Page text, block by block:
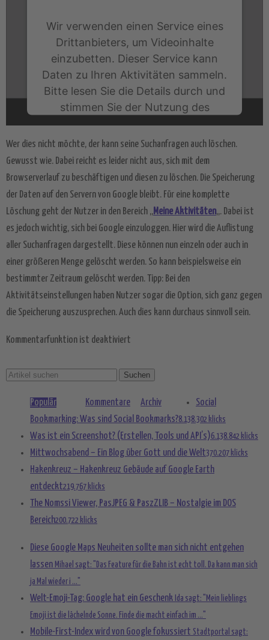
Wir verwenden einen Service eines
Drittanbieters, um Videoinhalte
einzubetten. Dieser Service kann
Daten zu Ihren Aktivitäten sammeln.
Bitte lesen Sie die Details durch und
stimmen Sie der Nutzung des
Service zu, um dieses Video
anzusehen.
Mehr Informationen
Akzeptieren
powered byUsercentrics Consent
Management Platform
eRecht24
Wer dies nicht möchte, der kann seine Suchanfragen auch löschen.
Gewusst wie. Dabei reicht es leider nicht aus, sich mit dem
Browserverlauf zu beschäftigen und diesen zu löschen. Die Speicherung
der Daten auf den Servern von Google bleibt. Für eine komplette
Löschung geht der Nutzer in den Bereich „Meine Aktivitäten„. Dabei ist
es jedoch wichtig, sich bei Google einzuloggen. Hier wird die Auflistung
aller Suchanfragen dargestellt. Diese können nun einzeln oder auch in
einer größeren Menge gelöscht werden. So kann beispielsweise ein
bestimmter Zeitraum gelöscht werden. Tipp: Bei den
Aktivitätseinstellungen haben Nutzer sogar die Option, sich ganz gegen
die Speicherung auszusprechen. Auch dies kann durchaus sinnvoll sein.
Kommentarfunktion ist deaktiviert
Populär Kommentare Archiv
Social
Bookmarking: Was sind Social Bookmarks?8.138.302 klicks
Was ist ein Screenshot? (Erstellen, Tools und API’s)6.138.842 klicks
Mittwochsabend – Ein Blog über Gott und die Welt370.207 klicks
Hakenkreuz – Hakenkreuz Gebäude auf Google Earth
entdeckt219.767 klicks
The Nomssi Viewer, PasJPEG & PaszZLIB – Nostalgie im DOS
Bereich200.722 klicks
Diese Google Maps Neuheiten sollte man sich nicht entgehen
lassen Mihael sagt: "Das Feature für die Bahn ist echt toll. Da kann man sich
ja Mal wieder i ..."
Welt-Emoji-Tag: Google hat ein Geschenk Ida sagt: "Mein lieblings
Emoji ist die lächelnde Sonne. Finde die macht einfach im ..."
Mobile-First-Index wird von Google fokussiert Stadtportal sagt: